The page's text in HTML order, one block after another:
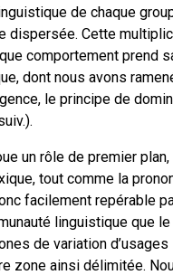
de chaque
dispersée. Cette
comportement prend
dont nous avons
le principe de
un rôle de premier
tout comme la
facilement repérable
linguistique que
de variation
zone ainsi délimitée.